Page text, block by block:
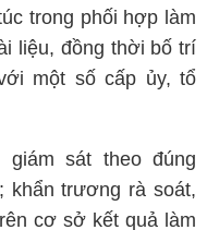
trong phối hợp làm
liệu, đồng thời bố trí
một số cấp ủy, tổ
sát theo đúng
khẩn trương rà soát,
cơ sở kết quả làm